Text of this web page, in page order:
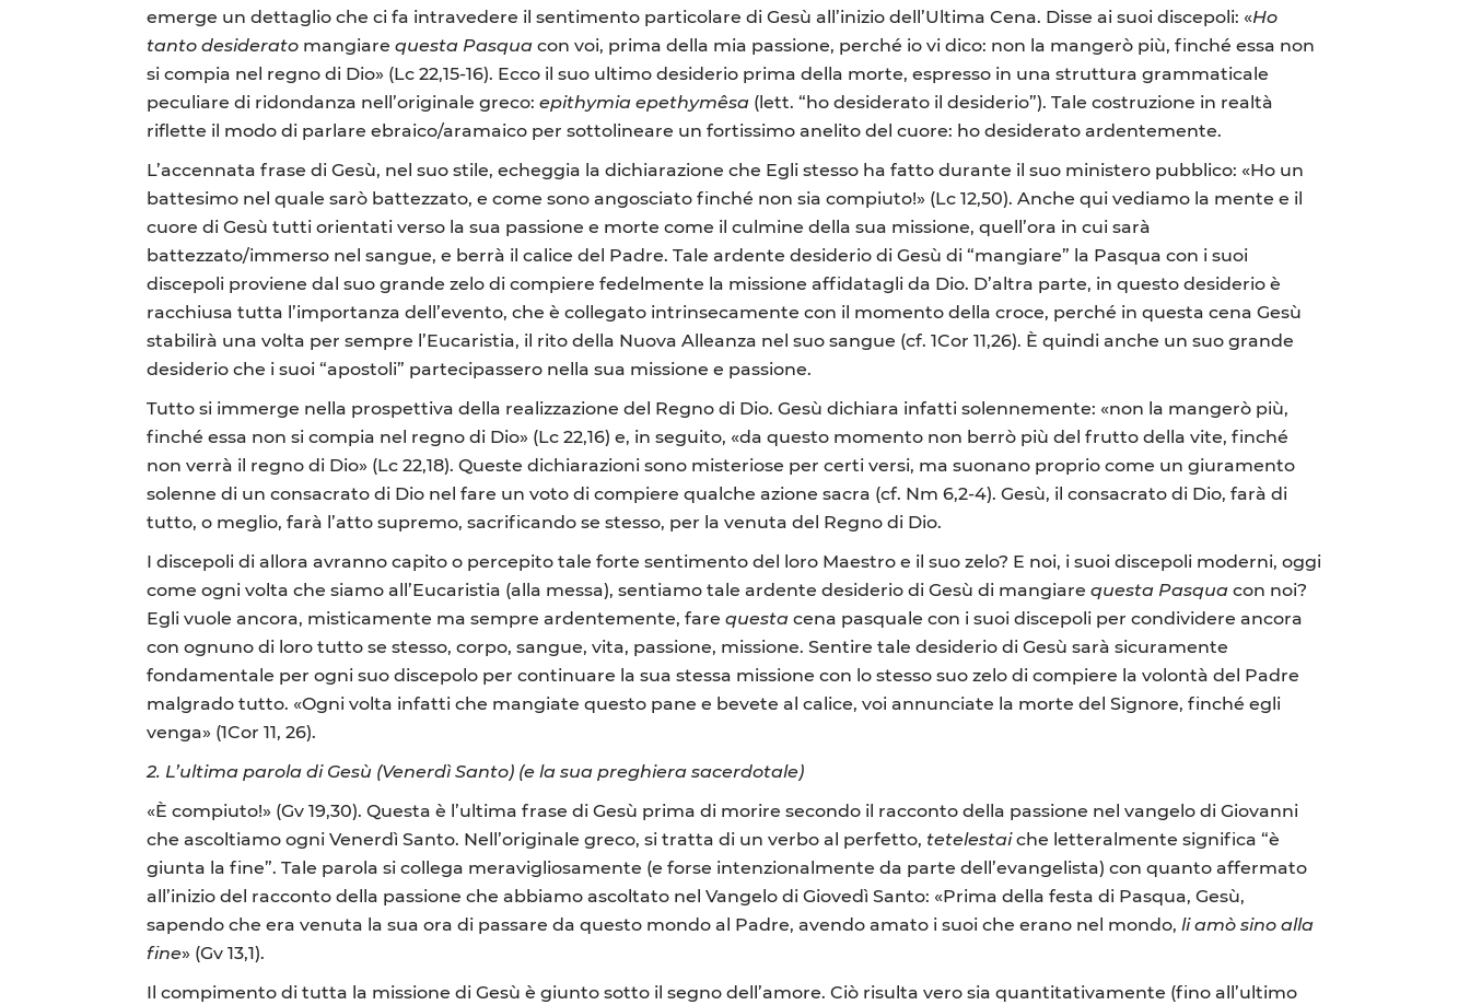
emerge un dettaglio che ci fa intravedere il sentimento particolare di Gesù all’inizio dell’Ultima Cena. Disse ai suoi discepoli: «Ho
tanto desiderato mangiarequesta Pasquacon voi, prima della mia passione, perché io vi dico: non la mangerò più, finché essa non
si compia nel regno di Dio» (Lc 22,15-16). Ecco il suo ultimo desiderio prima della morte, espresso in una struttura grammaticale
peculiare di ridondanza nell’originale greco:epithymia epethymêsa (lett. “ho desiderato il desiderio”). Tale costruzione in realtà
riflette il modo di parlare ebraico/aramaico per sottolineare un fortissimo anelito del cuore: ho desiderato ardentemente.
L’accennata frase di Gesù, nel suo stile, echeggia la dichiarazione che Egli stesso ha fatto durante il suo ministero pubblico: «Ho un
battesimo nel quale sarò battezzato, e come sono angosciato finché non sia compiuto!» (Lc 12,50). Anche qui vediamo la mente e il
cuore di Gesù tutti orientati verso la sua passione e morte come il culmine della sua missione, quell’ora in cui sarà
battezzato/immerso nel sangue, e berrà il calice del Padre. Tale ardente desiderio di Gesù di “mangiare” la Pasqua con i suoi
discepoli proviene dal suo grande zelo di compiere fedelmente la missione affidatagli da Dio. D’altra parte, in questo desiderio è
racchiusa tutta l’importanza dell’evento, che è collegato intrinsecamente con il momento della croce, perché in questa cena Gesù
stabilirà una volta per sempre l’Eucaristia, il rito della Nuova Alleanza nel suo sangue (cf. 1Cor 11,26). È quindi anche un suo grande
desiderio che i suoi “apostoli” partecipassero nella sua missione e passione.
Tutto si immerge nella prospettiva della realizzazione del Regno di Dio. Gesù dichiara infatti solennemente: «non la mangerò più,
finché essa non si compia nel regno di Dio» (Lc 22,16) e, in seguito, «da questo momento non berrò più del frutto della vite, finché
non verrà il regno di Dio» (Lc 22,18). Queste dichiarazioni sono misteriose per certi versi, ma suonano proprio come un giuramento
solenne di un consacrato di Dio nel fare un voto di compiere qualche azione sacra (cf. Nm 6,2-4). Gesù, il consacrato di Dio, farà di
tutto, o meglio, farà l’atto supremo, sacrificando se stesso, per la venuta del Regno di Dio.
I discepoli di allora avranno capito o percepito tale forte sentimento del loro Maestro e il suo zelo? E noi, i suoi discepoli moderni, oggi
come ogni volta che siamo all’Eucaristia (alla messa), sentiamo tale ardente desiderio di Gesù di mangiarequesta Pasquacon noi?
Egli vuole ancora, misticamente ma sempre ardentemente, farequestacena pasquale con i suoi discepoli per condividere ancora
con ognuno di loro tutto se stesso, corpo, sangue, vita, passione, missione. Sentire tale desiderio di Gesù sarà sicuramente
fondamentale per ogni suo discepolo per continuare la sua stessa missione con lo stesso suo zelo di compiere la volontà del Padre
malgrado tutto. «Ogni volta infatti che mangiate questo pane e bevete al calice, voi annunciate la morte del Signore, finché egli
venga» (1Cor 11, 26).
2. L’ultima parola di Gesù (Venerdì Santo) (e la sua preghiera sacerdotale)
«È compiuto!» (Gv 19,30). Questa è l’ultima frase di Gesù prima di morire secondo il racconto della passione nel vangelo di Giovanni
che ascoltiamo ogni Venerdì Santo. Nell’originale greco, si tratta di un verbo al perfetto, tetelestaiche letteralmente significa “è
giunta la fine”. Tale parola si collega meravigliosamente (e forse intenzionalmente da parte dell’evangelista) con quanto affermato
all’inizio del racconto della passione che abbiamo ascoltato nel Vangelo di Giovedì Santo: «Prima della festa di Pasqua, Gesù,
sapendo che era venuta la sua ora di passare da questo mondo al Padre, avendo amato i suoi che erano nel mondo, li amò sino alla
fine» (Gv 13,1).
Il compimento di tutta la missione di Gesù è giunto sotto il segno dell’amore. Ciò risulta vero sia quantitativamente (fino all’ultimo